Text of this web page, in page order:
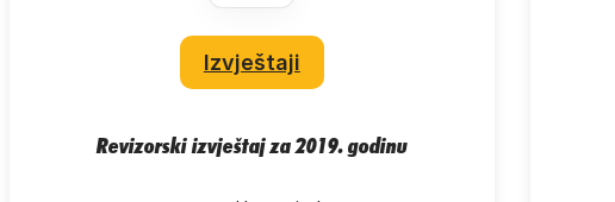
Izvještaji
Revizorski izvještaj za 2019. godinu